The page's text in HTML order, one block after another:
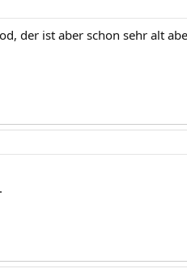
der ist aber schon sehr alt